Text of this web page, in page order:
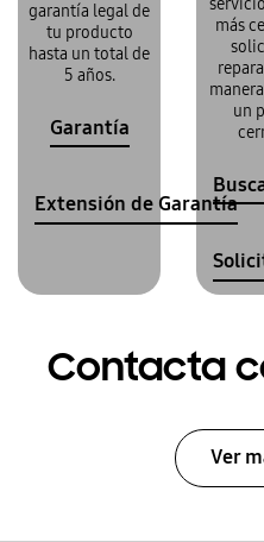
garantía legal de
tu producto
hasta un total de
5 años.
Garantía
Extensión de Garantía
más
un
Contacta
Ver